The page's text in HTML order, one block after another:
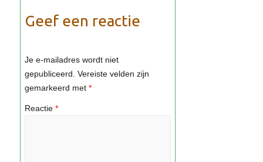
Geef een reactie
Je e-mailadres wordt niet
gepubliceerd. Vereiste velden zijn
gemarkeerd met *
Reactie *